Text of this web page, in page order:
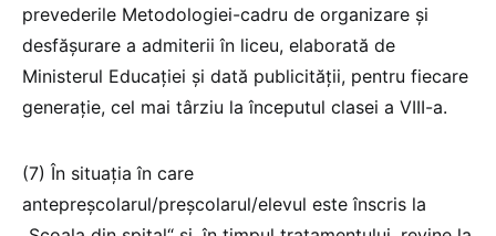
prevederile Metodologiei-cadru de organizare și
desfășurare a admiterii în liceu, elaborată de
Ministerul Educației și dată publicității, pentru fiecare
generație, cel mai târziu la începutul clasei a VIII-a.
(7) În situația în care
antepreșcolarul/preșcolarul/elevul este înscris la